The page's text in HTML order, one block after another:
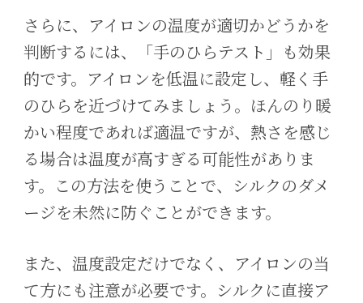
さらに、アイロンの温度が適切かどうかを
判断するには、「手のひらテスト」も効果
的です。アイロンを低温に設定し、軽く手
のひらを近づけてみましょう。ほんのり暖
かい程度であれば適温ですが、熱さを感じ
る場合は温度が高すぎる可能性がありま
す。この方法を使うことで、シルクのダメ
ージを未然に防ぐことができます。
また、温度設定だけでなく、アイロンの当
て方にも注意が必要です。シルクに直接ア